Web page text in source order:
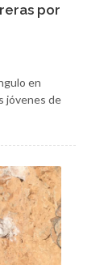
por
en
jóvenes de